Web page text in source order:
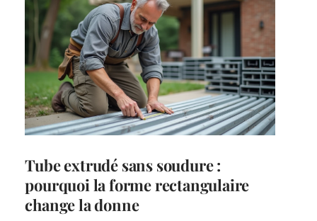
Tube extrudé sans soudure :
pourquoi la forme rectangulaire
change la donne